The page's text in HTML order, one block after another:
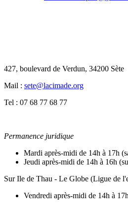
427, boulevard de Verdun, 34200 Sète
Mail : sete@lacimade.org
Tel : 07 68 77 68 77
Permanence juridique
Mardi après-midi de 14h à 17h
Jeudi après-midi de 14h à 16h
Sur Ile de Thau - Le Globe (Ligue de
Vendredi après-midi de 14h à